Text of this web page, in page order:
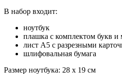
В набор входит:
ноутбук
плашка с комплектом букв и
лист А5 с разрезными
шлифовальная бумага
Размер ноутбука: 28 х 19 см